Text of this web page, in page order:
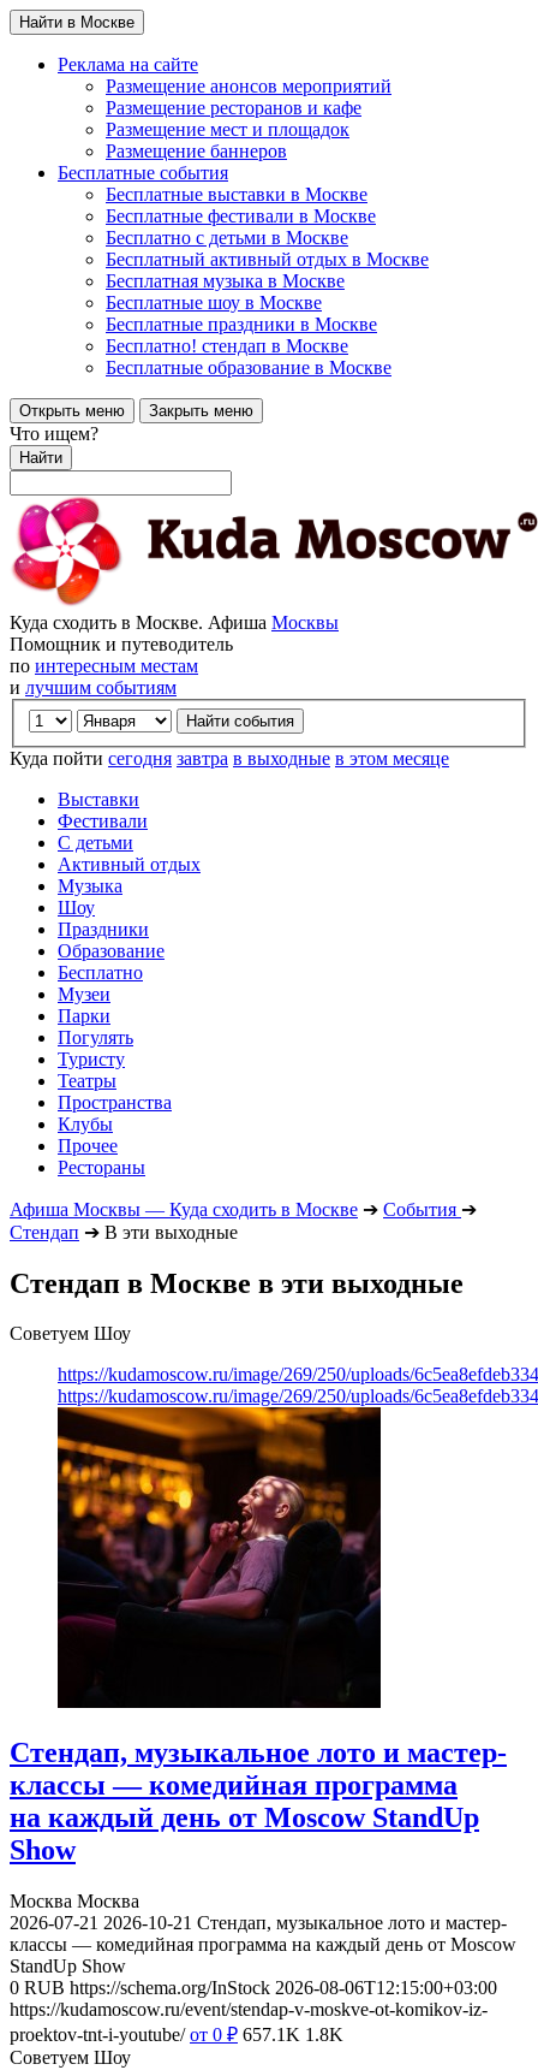
Найти в Москве
Реклама на сайте
Размещение анонсов мероприятий
Размещение ресторанов и кафе
Размещение мест и площадок
Размещение баннеров
Бесплатные события
Бесплатные выставки в Москве
Бесплатные фестивали в Москве
Бесплатно с детьми в Москве
Бесплатный активный отдых в Москве
Бесплатная музыка в Москве
Бесплатные шоу в Москве
Бесплатные праздники в Москве
Бесплатно! стендап в Москве
Бесплатные образование в Москве
Открыть меню Закрыть меню
Что ищем?
Найти
Куда сходить в Москве. Афиша Москвы
Помощник и путеводитель
по интересным местам
и лучшим событиям
Куда пойти сегодня завтра в выходные в этом месяце
Выставки
Фестивали
С детьми
Активный отдых
Музыка
Шоу
Праздники
Образование
Бесплатно
Музеи
Парки
Погулять
Туристу
Театры
Пространства
Клубы
Прочее
Рестораны
Афиша Москвы — Куда сходить в Москве ➔ События ➔
Стендап ➔ В эти выходные
Стендап в Москве в эти выходные
Советуем Шоу
https://kudamoscow.ru/image/269/250/uploads/
https://kudamoscow.ru/image/269/250/uploads/
Стендап, музыкальное лото и мастер-
классы — комедийная программа
на каждый день от Moscow StandUp
Show
Москва Москва
2026-07-21 2026-10-21 Стендап, музыкальное лото и мастер-
классы — комедийная программа на каждый день от Moscow
StandUp Show
0 RUB https://schema.org/InStock 2026-08-06T12:15:00+03:00
https://kudamoscow.ru/event/stendap-v-moskve-ot-komikov-iz-
proektov-tnt-i-youtube/ от 0 ₽ 657.1K 1.8K
Советуем Шоу